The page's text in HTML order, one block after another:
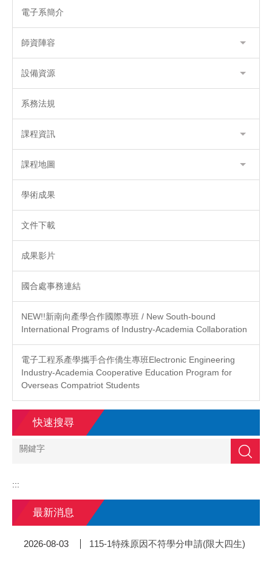
電子系簡介
師資陣容
設備資源
系務法規
課程資訊
課程地圖
學術成果
文件下載
成果影片
國合處事務連結
NEW!!新南向產學合作國際專班 / New South-bound
International Programs of Industry-Academia Collaboration
電子工程系產學攜手合作僑生專班Electronic Engineering
Industry-Academia Cooperative Education Program for
Overseas Compatriot Students
快速搜尋
搜尋
:::
最新消息
2026-08-03 115-1特殊原因不符學分申請(限大四生)